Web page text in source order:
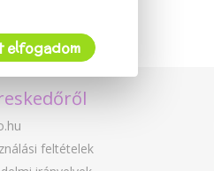
feltételek
elfogadom